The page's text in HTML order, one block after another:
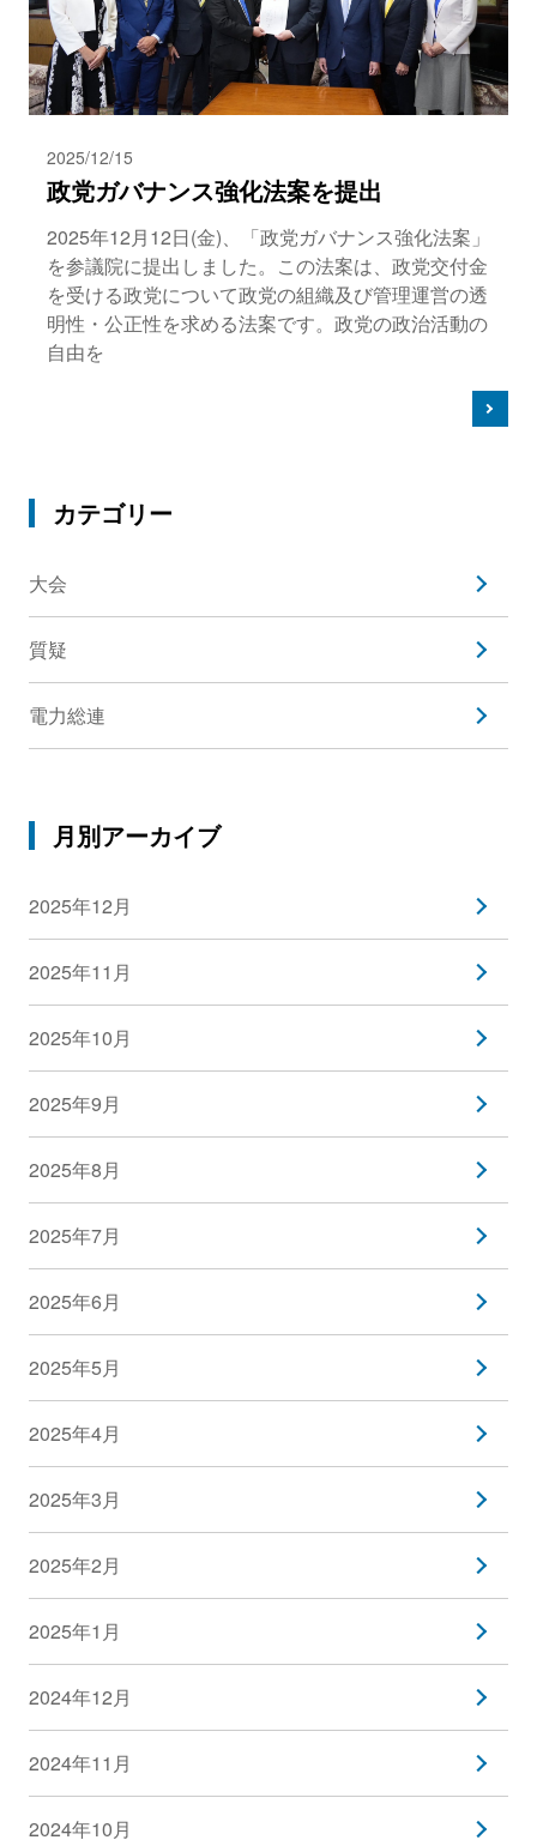
2025/12/15
政党ガバナンス強化法案を提出
2025年12月12日(金)、「政党ガバナンス強化法案」
を参議院に提出しました。この法案は、政党交付金
を受ける政党について政党の組織及び管理運営の透
明性・公正性を求める法案です。政党の政治活動の
自由を
カテゴリー
大会
質疑
電力総連
月別アーカイブ
2025年12月
2025年11月
2025年10月
2025年9月
2025年8月
2025年7月
2025年6月
2025年5月
2025年4月
2025年3月
2025年2月
2025年1月
2024年12月
2024年11月
2024年10月